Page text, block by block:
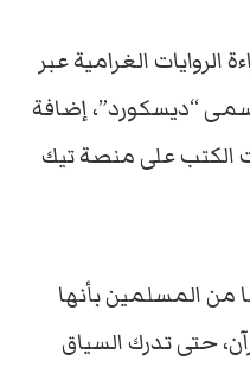
الروايات الغرامية عبر
“ديسكورد”، إضافة
الكتب على منصة تيك
من المسلمين بأنها
حتى تدرك السياق